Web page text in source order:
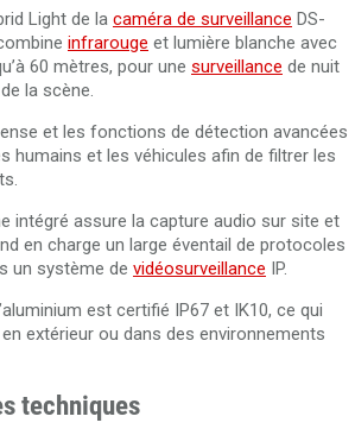
Light de la caméra de surveillance DS-
infrarouge et lumière blanche avec
60 mètres, pour une surveillance de nuit
la scène.
et les fonctions de détection avancées
humains et les véhicules afin de filtrer les
intégré assure la capture audio sur site et
en charge un large éventail de protocoles
un système de vidéosurveillance IP.
est certifié IP67 et IK10, ce qui
extérieur ou dans des environnements
techniques